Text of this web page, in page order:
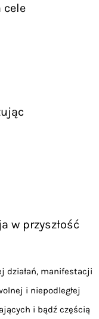
cele
w przyszłość
działań, manifestacji
i niepodległej
i bądź częścią